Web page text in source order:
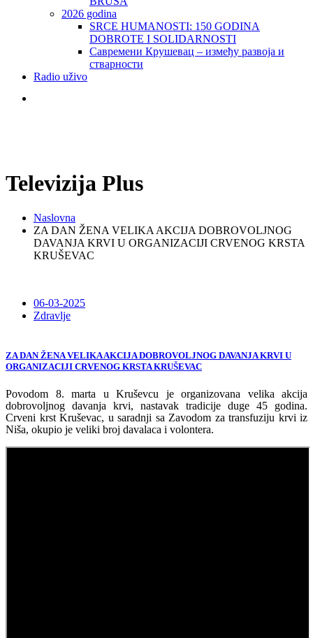
2026 godina
SRCE HUMANOSTI: 150 GODINA
DOBROTE I SOLIDARNOSTI
Савремени Крушевац – између развоја и
стварности
Radio uživo
Televizija Plus
Naslovna
ZA DAN ŽENA VELIKA AKCIJA DOBROVOLJNOG
DAVANJA KRVI U ORGANIZACIJI CRVENOG KRSTA
KRUŠEVAC
06-03-2025
Zdravlje
ZA DAN ŽENA VELIKA AKCIJA DOBROVOLJNOG DAVANJA KRVI U
ORGANIZACIJI CRVENOG KRSTA KRUŠEVAC
Povodom 8. marta u Kruševcu je organizovana velika akcija
dobrovoljnog davanja krvi, nastavak tradicije duge 45 godina.
Crveni krst Kruševac, u saradnji sa Zavodom za transfuziju krvi iz
Niša, okupio je veliki broj davalaca i volontera.